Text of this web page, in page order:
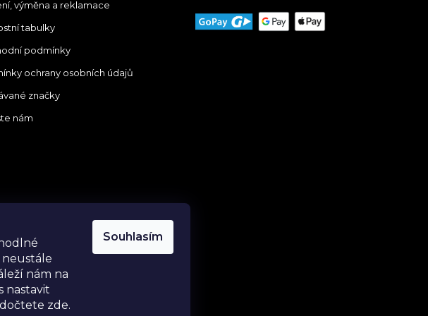
nám na
nastavit
zde.
Souhlasím
výměna a reklamace
tabulky
podmínky
ochrany osobních údajů
značky
nám